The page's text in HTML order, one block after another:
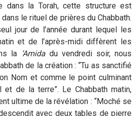
dans la Torah, cette structure est
le rituel de prières du Chabbath.
jour de l’année durant lequel les
et de l’après-midi diffèrent les
la
‘Amidadu vendredi soir, nous
de la création : “Tu as sanctifié
Nom et comme le point culminant
de la terre”. Le Chabbath matin,
ultime de la révélation : “Moché se
avec deux tables de pierre